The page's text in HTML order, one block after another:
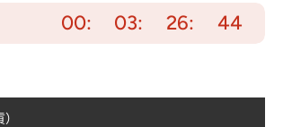
00 03 26 43